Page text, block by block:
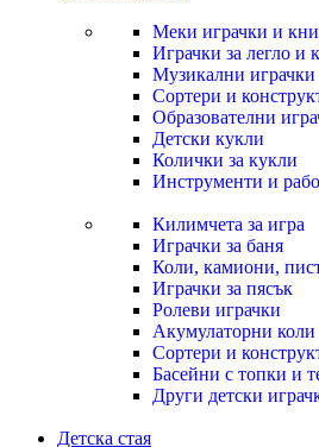
Меки играчки и
Играчки за легло и
Музикални играчки
Сортери и
Образователни
Детски кукли
Колички за кукли
Инструменти и
Килимчета за игра
Играчки за баня
Коли, камиони,
Играчки за пясък
Ролеви играчки
Акумулаторни коли
Сортери и
Басейни с топки и
Други детски
Детска стая